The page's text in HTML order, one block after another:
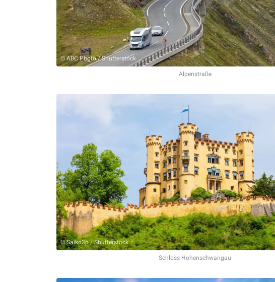
© ABC Photo / Shutterstock
Alpenstraße
© Saiko3p / Shutterstock
Schloss Hohenschwangau